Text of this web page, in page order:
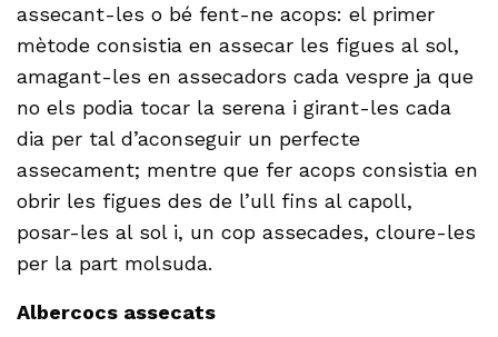
assecant-les o bé fent-ne acops: el primer
mètode consistia en assecar les figues al sol,
amagant-les en assecadors cada vespre ja que
no els podia tocar la serena i girant-les cada
dia per tal d’aconseguir un perfecte
assecament; mentre que fer acops consistia en
obrir les figues des de l’ull fins al capoll,
posar-les al sol i, un cop assecades, cloure-les
per la part molsuda.
Albercocs assecats